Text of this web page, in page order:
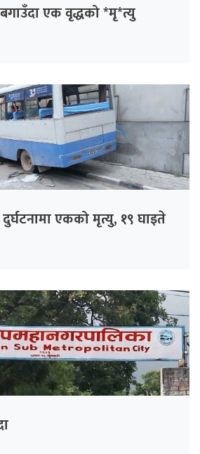
एक वृद्धको *मृ*त्यु
दुर्घटनामा एकको मृत्यु, १९ घाइते